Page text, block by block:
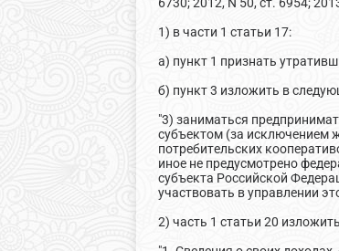
6730; 2012, N 50, ст. 6954;
1) в части 1 статьи 17:
а) пункт 1 признать
б) пункт 3 изложить в
"3) заниматься
субъектом (за исключением
потребительских
иное не предусмотрено
субъекта Российской
участвовать в управлении
2) часть 1 статьи 20